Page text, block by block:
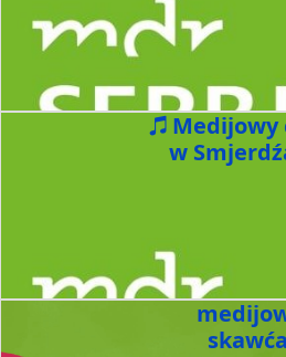
Medijowy
w
skawća